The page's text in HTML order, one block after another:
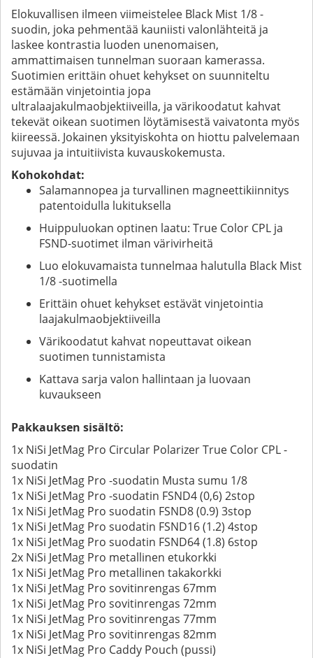
Elokuvallisen ilmeen viimeistelee Black Mist 1/8 -
suodin, joka pehmentää kauniisti valonlähteitä ja
laskee kontrastia luoden unenomaisen,
ammattimaisen tunnelman suoraan kamerassa.
Suotimien erittäin ohuet kehykset on suunniteltu
estämään vinjetointia jopa
ultralaajakulmaobjektiiveilla, ja värikoodatut kahvat
tekevät oikean suotimen löytämisestä vaivatonta myös
kiireessä. Jokainen yksityiskohta on hiottu palvelemaan
sujuvaa ja intuitiivista kuvauskokemusta.
Kohokohdat:
Salamannopea ja turvallinen magneettikiinnitys
patentoidulla lukituksella
Huippuluokan optinen laatu: True Color CPL ja
FSND-suotimet ilman värivirheitä
Luo elokuvamaista tunnelmaa halutulla Black Mist
1/8 -suotimella
Erittäin ohuet kehykset estävät vinjetointia
laajakulmaobjektiiveilla
Värikoodatut kahvat nopeuttavat oikean
suotimen tunnistamista
Kattava sarja valon hallintaan ja luovaan
kuvaukseen
Pakkauksen sisältö:
1x NiSi JetMag Pro Circular Polarizer True Color CPL -
suodatin
1x NiSi JetMag Pro -suodatin Musta sumu 1/8
1x NiSi JetMag Pro -suodatin FSND4 (0,6) 2stop
1x NiSi JetMag Pro suodatin FSND8 (0.9) 3stop
1x NiSi JetMag Pro suodatin FSND16 (1.2) 4stop
1x NiSi JetMag Pro suodatin FSND64 (1.8) 6stop
2x NiSi JetMag Pro metallinen etukorkki
1x NiSi JetMag Pro metallinen takakorkki
1x NiSi JetMag Pro sovitinrengas 67mm
1x NiSi JetMag Pro sovitinrengas 72mm
1x NiSi JetMag Pro sovitinrengas 77mm
1x NiSi JetMag Pro sovitinrengas 82mm
1x NiSi JetMag Pro Caddy Pouch (pussi)